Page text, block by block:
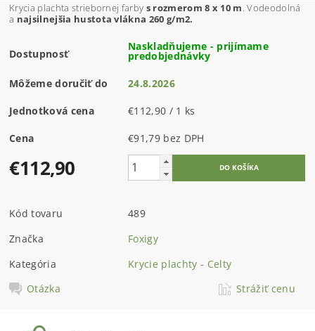
Krycia plachta striebornej farby s rozmerom 8 x 10 m . Vodeodolná
a najsilnejšia hustota vlákna 260 g/m2.
Dostupnosť
Naskladňujeme - prijímame
predobjednávky
Môžeme doručiť do 24.8.2026
Jednotková cena €112,90 / 1 ks
Cena €91,79 bez DPH
€112,90
Kód tovaru
489
Značka
Foxigy
Kategória
Krycie plachty - Celty
Otázka
Strážiť cenu